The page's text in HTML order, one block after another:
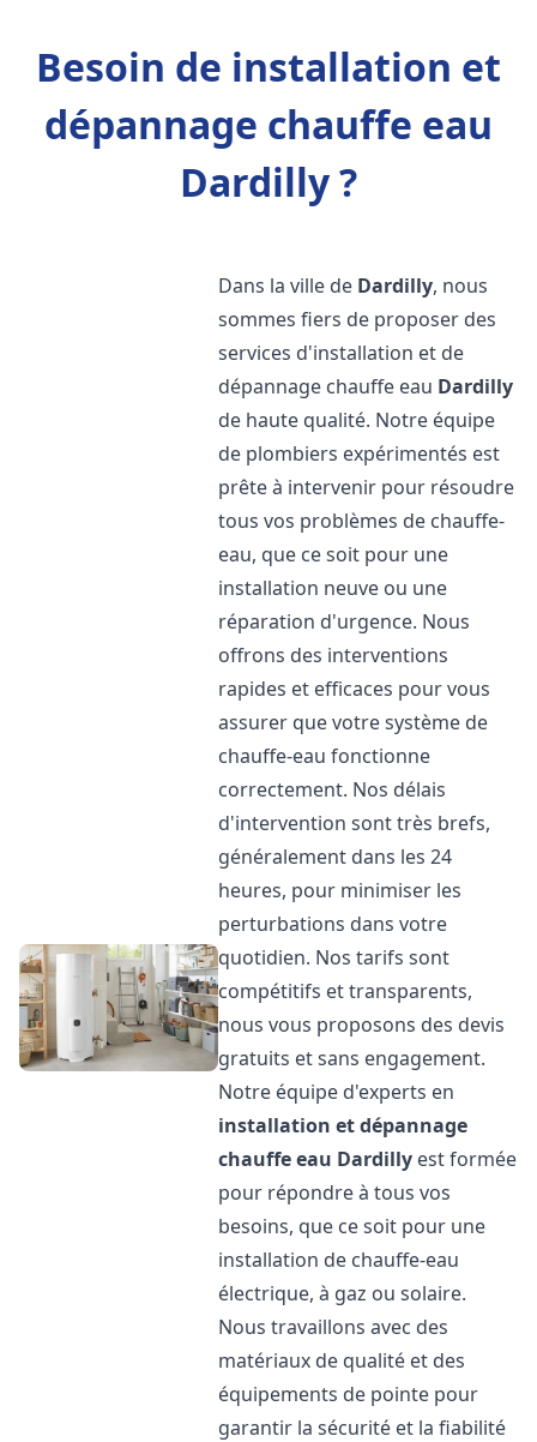
Besoin de installation et
dépannage chauffe eau
Dardilly ?
Dans la ville de Dardilly, nous
sommes fiers de proposer des
services d'installation et de
dépannage chauffe eau Dardilly
de haute qualité. Notre équipe
de plombiers expérimentés est
prête à intervenir pour résoudre
tous vos problèmes de chauffe-
eau, que ce soit pour une
installation neuve ou une
réparation d'urgence. Nous
offrons des interventions
rapides et efficaces pour vous
assurer que votre système de
chauffe-eau fonctionne
correctement. Nos délais
d'intervention sont très brefs,
généralement dans les 24
heures, pour minimiser les
perturbations dans votre
quotidien. Nos tarifs sont
compétitifs et transparents,
nous vous proposons des devis
gratuits et sans engagement.
Notre équipe d'experts en
installation et dépannage
chauffe eau Dardilly est formée
pour répondre à tous vos
besoins, que ce soit pour une
installation de chauffe-eau
électrique, à gaz ou solaire.
Nous travaillons avec des
matériaux de qualité et des
équipements de pointe pour
garantir la sécurité et la fiabilité